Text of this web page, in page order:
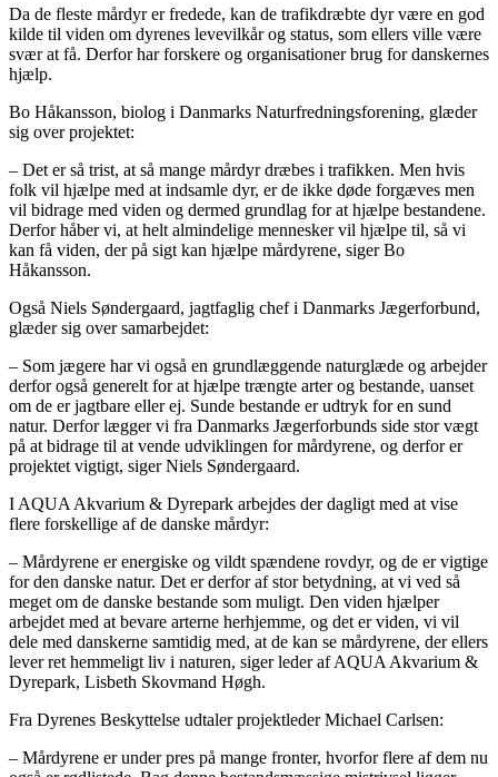
Da de fleste mårdyr er fredede, kan de trafikdræbte dyr være en god
kilde til viden om dyrenes levevilkår og status, som ellers ville være
svær at få. Derfor har forskere og organisationer brug for danskernes
hjælp.
Bo Håkansson, biolog i Danmarks Naturfredningsforening, glæder
sig over projektet:
– Det er så trist, at så mange mårdyr dræbes i trafikken. Men hvis
folk vil hjælpe med at indsamle dyr, er de ikke døde forgæves men
vil bidrage med viden og dermed grundlag for at hjælpe bestandene.
Derfor håber vi, at helt almindelige mennesker vil hjælpe til, så vi
kan få viden, der på sigt kan hjælpe mårdyrene, siger Bo
Håkansson.
Også Niels Søndergaard, jagtfaglig chef i Danmarks Jægerforbund,
glæder sig over samarbejdet:
– Som jægere har vi også en grundlæggende naturglæde og arbejder
derfor også generelt for at hjælpe trængte arter og bestande, uanset
om de er jagtbare eller ej. Sunde bestande er udtryk for en sund
natur. Derfor lægger vi fra Danmarks Jægerforbunds side stor vægt
på at bidrage til at vende udviklingen for mårdyrene, og derfor er
projektet vigtigt, siger Niels Søndergaard.
I AQUA Akvarium & Dyrepark arbejdes der dagligt med at vise
flere forskellige af de danske mårdyr:
– Mårdyrene er energiske og vildt spændene rovdyr, og de er vigtige
for den danske natur. Det er derfor af stor betydning, at vi ved så
meget om de danske bestande som muligt. Den viden hjælper
arbejdet med at bevare arterne herhjemme, og det er viden, vi vil
dele med danskerne samtidig med, at de kan se mårdyrene, der ellers
lever ret hemmeligt liv i naturen, siger leder af AQUA Akvarium &
Dyrepark, Lisbeth Skovmand Høgh.
Fra Dyrenes Beskyttelse udtaler projektleder Michael Carlsen:
– Mårdyrene er under pres på mange fronter, hvorfor flere af dem nu